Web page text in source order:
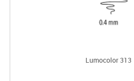
Lumocolor 313